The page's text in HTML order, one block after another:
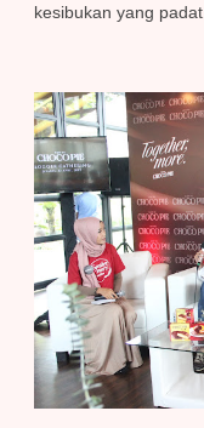
kesibukan yang padat.